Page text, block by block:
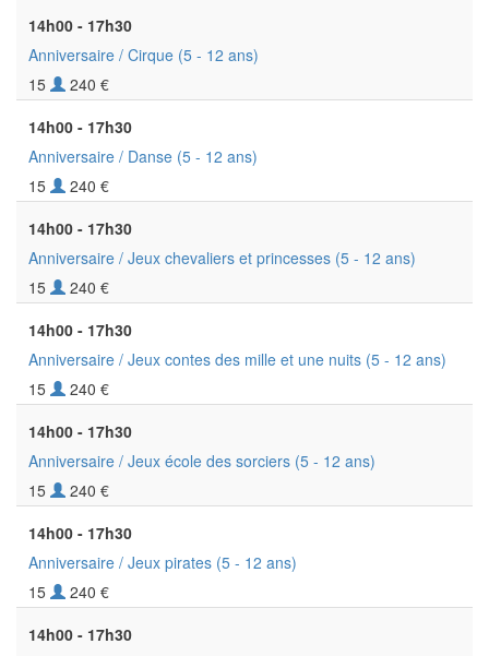
14h00 - 17h30
Anniversaire / Cirque (5 - 12 ans)
15
240 €
14h00 - 17h30
Anniversaire / Danse (5 - 12 ans)
15
240 €
14h00 - 17h30
Anniversaire / Jeux chevaliers et princesses (5 - 12 ans)
15
240 €
14h00 - 17h30
Anniversaire / Jeux contes des mille et une nuits (5 - 12 ans)
15
240 €
14h00 - 17h30
Anniversaire / Jeux école des sorciers (5 - 12 ans)
15
240 €
14h00 - 17h30
Anniversaire / Jeux pirates (5 - 12 ans)
15
240 €
14h00 - 17h30